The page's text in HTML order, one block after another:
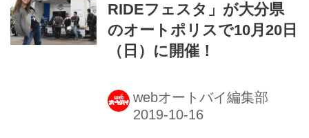
RIDEフェスタ」が大分県
のオートポリスで10月20日
（日）に開催！
webオートバイ編集部